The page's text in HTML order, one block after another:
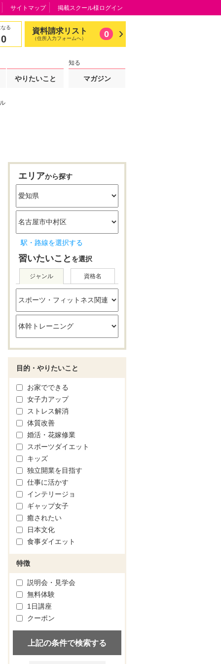
る
0
資料請求リスト
（住所入力フォームへ） 0
やりたいこと
知る
マガジン
サイトマップ 掲載スクール様ログイン
エリアから探す
駅・路線を選択する
習いたいこと を選択
ジャンル 資格名
目的・やりたいこと
お家でできる
女子力アップ
ストレス解消
体質改善
婚活・花嫁修業
スポーツダイエット
キッズ
独立開業を目指す
仕事に活かす
インテリージョ
ギャップ女子
癒されたい
日本文化
食事ダイエット
特徴
説明会・見学会
無料体験
1日講座
クーポン